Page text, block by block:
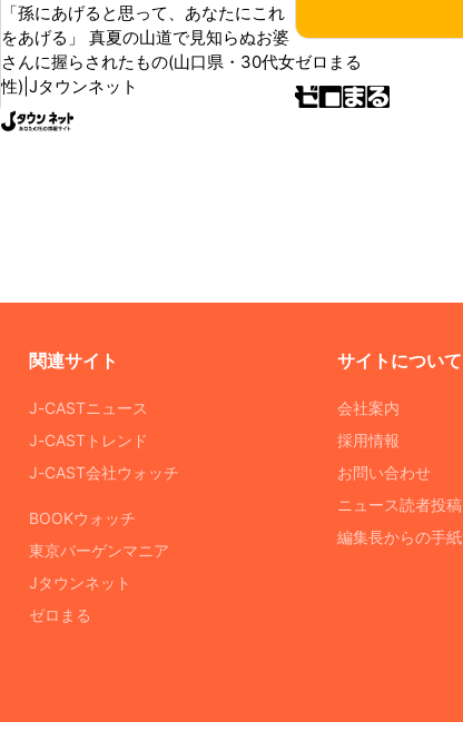
「孫にあげると思って、あなたにこれ
をあげる」 真夏の山道で見知らぬお婆
さんに握らされたもの(山口県・30代女
性)|Jタウンネット
ゼロまる
関連サイト
J-CASTニュース
J-CASTトレンド
J-CAST会社ウォッチ
BOOKウォッチ
東京バーゲンマニア
Jタウンネット
ゼロまる
サイトについて
会社案内
採用情報
お問い合わせ
ニュース読者投稿
編集長からの手紙